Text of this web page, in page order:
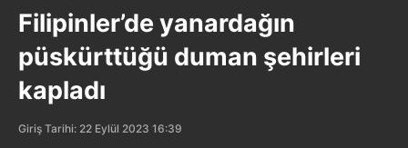
Filipinler’de yanardağın
püskürttüğü duman şehirleri
kapladı
Giriş Tarihi: 22 Eylül 2023 16:39